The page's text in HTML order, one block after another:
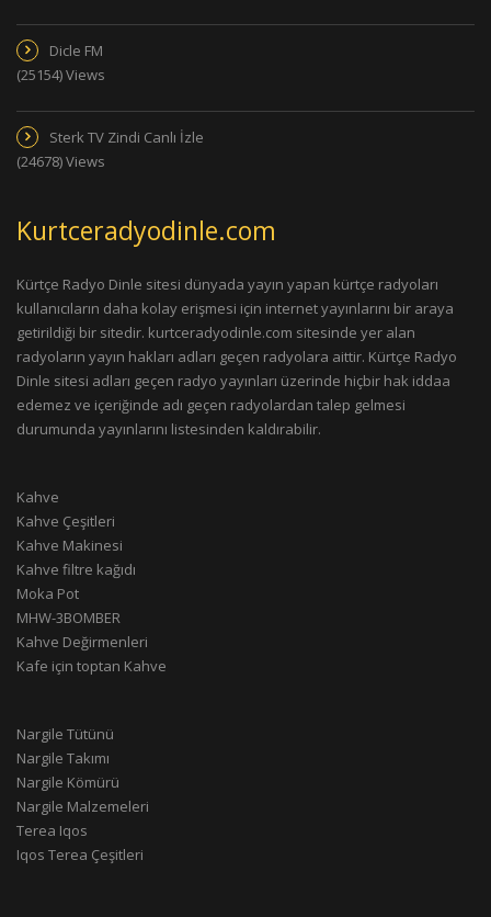
Dicle FM
(25154) Views
Sterk TV Zindi Canlı İzle
(24678) Views
Kurtceradyodinle.com
Kürtçe Radyo Dinle sitesi dünyada yayın yapan kürtçe radyoları
kullanıcıların daha kolay erişmesi için internet yayınlarını bir araya
getirildiği bir sitedir. kurtceradyodinle.com sitesinde yer alan
radyoların yayın hakları adları geçen radyolara aittir. Kürtçe Radyo
Dinle sitesi adları geçen radyo yayınları üzerinde hiçbir hak iddaa
edemez ve içeriğinde adı geçen radyolardan talep gelmesi
durumunda yayınlarını listesinden kaldırabilir.
Kahve
Kahve Çeşitleri
Kahve Makinesi
Kahve filtre kağıdı
Moka Pot
MHW-3BOMBER
Kahve Değirmenleri
Kafe için toptan Kahve
Nargile Tütünü
Nargile Takımı
Nargile Kömürü
Nargile Malzemeleri
Terea Iqos
Iqos Terea Çeşitleri